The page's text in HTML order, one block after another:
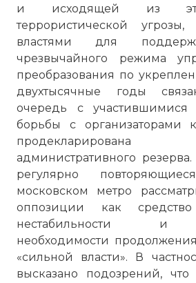
и исходящей из
террористической угрозы,
властями для
чрезвычайного режима
преобразования по
двухтысячные годы
очередь с участившимися
борьбы с организаторами
продекларирована
административного
регулярно
московском метро
оппозиции как
нестабильности и
необходимости
«сильной власти». В
высказано подозрений,